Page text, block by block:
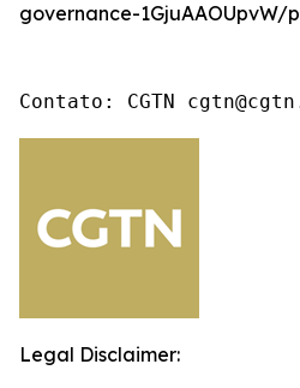
governance-1GjuAAOUpvW/
Contato: CGTN
Legal Disclaimer: